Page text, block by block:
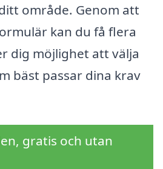
område. Genom att
kan du få flera
dig möjlighet att välja
bäst passar dina krav
gratis och utan